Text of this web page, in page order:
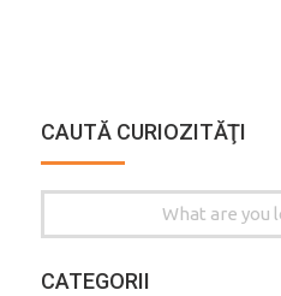
CAUTĂ CURIOZITĂŢI
Search
CATEGORII